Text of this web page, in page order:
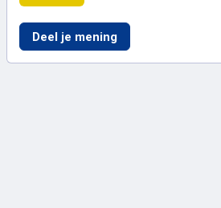
Deel je meningStuivekenskerke